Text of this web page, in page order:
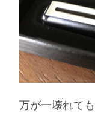
万が一壊れて